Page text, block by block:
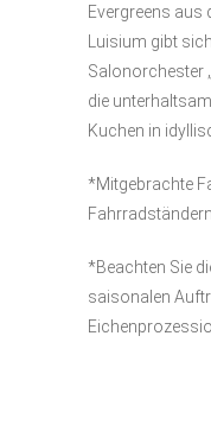
Evergreens aus
Luisium gibt
Salonorchester
die
Kuchen in
*Mitgebrachte
*Beachten Sie
saisonalen